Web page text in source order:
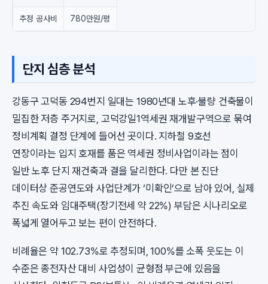
추정 공사비 780만원/평
단지 심층 분석
강동구 고덕동 294번지 일대는 1980년대 노후·불량 건축물이
밀집한 저층 주거지로, 고덕강일1역세권 재개발구역으로 묶여
정비계획 결정 단계에 들어선 곳이다. 지하철 9호선
연장이라는 입지 호재를 품은 역세권 정비사업이라는 점이
일반 노후 단지 재건축과 결을 달리한다. 다만 본 진단
데이터상 준공연도와 사업단계가 ‘미확인’으로 남아 있어, 실제
추진 속도와 임대주택(장기전세 약 22%) 부담은 시나리오로
폭넓게 열어두고 보는 편이 안전하다.
비례율은 약 102.73%로 추정되며, 100%를 소폭 웃도는 이
수준은 종전자산 대비 사업성이 균형점 부근에 있음을